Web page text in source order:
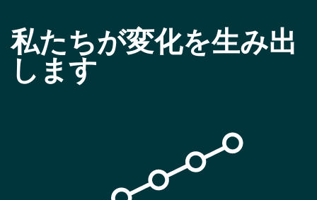
私たちが変化を生み出
します